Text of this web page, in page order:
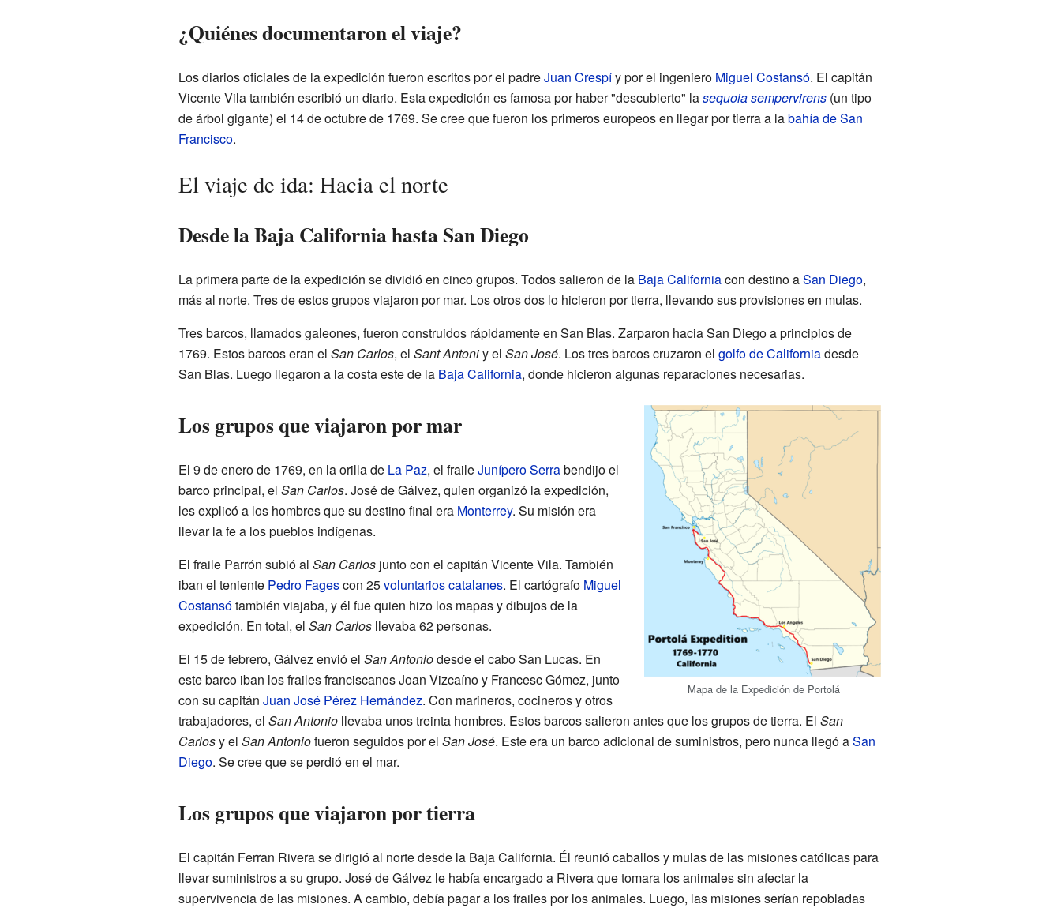
¿Quiénes documentaron el viaje?
Los diarios oficiales de la expedición fueron escritos por el padreJuan Crespíy por el ingeniero Miguel Costansó. El capitán
Vicente Vila también escribió un diario. Esta expedición es famosa por haber "descubierto" lasequoia sempervirens(un tipo
de árbol gigante) el 14 de octubre de 1769. Se cree que fueron los primeros europeos en llegar por tierra a labahía de San
Francisco.
El viaje de ida: Hacia el norte
Desde la Baja California hasta San Diego
La primera parte de la expedición se dividió en cinco grupos. Todos salieron de la Baja Californiacon destino aSan Diego,
más al norte. Tres de estos grupos viajaron por mar. Los otros dos lo hicieron por tierra, llevando sus provisiones en mulas.
Tres barcos, llamados galeones, fueron construidos rápidamente en San Blas. Zarparon hacia San Diego a principios de
1769. Estos barcos eran el San Carlos, el Sant Antoniy el San José. Los tres barcos cruzaron el golfo de Californiadesde
San Blas. Luego llegaron a la costa este de la Baja California, donde hicieron algunas reparaciones necesarias.
Mapa de la Expedición de Portolá
Los grupos que viajaron por mar
El 9 de enero de 1769, en la orilla de La Paz, el fraileJunípero Serrabendijo el
barco principal, el San Carlos. José de Gálvez, quien organizó la expedición,
les explicó a los hombres que su destino final era Monterrey. Su misión era
llevar la fe a los pueblos indígenas.
El fraile Parrón subió al San Carlosjunto con el capitán Vicente Vila. También
iban el teniente Pedro Fagescon 25voluntarios catalanes. El cartógrafo Miguel
Costansótambién viajaba, y él fue quien hizo los mapas y dibujos de la
expedición. En total, el San Carlosllevaba 62 personas.
El 15 de febrero, Gálvez envió el San Antoniodesde el cabo San Lucas. En
este barco iban los frailes franciscanos Joan Vizcaíno y Francesc Gómez, junto
con su capitán Juan José Pérez Hernández. Con marineros, cocineros y otros
trabajadores, el San Antoniollevaba unos treinta hombres. Estos barcos salieron antes que los grupos de tierra. El San
Carlosy el San Antoniofueron seguidos por el San José. Este era un barco adicional de suministros, pero nunca llegó aSan
Diego. Se cree que se perdió en el mar.
Los grupos que viajaron por tierra
El capitán Ferran Rivera se dirigió al norte desde la Baja California. Él reunió caballos y mulas de las misiones católicas para
llevar suministros a su grupo. José de Gálvez le había encargado a Rivera que tomara los animales sin afectar la
supervivencia de las misiones. A cambio, debía pagar a los frailes por los animales. Luego, las misiones serían repobladas